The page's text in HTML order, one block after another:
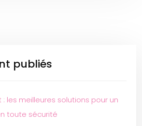
publiés
: les meilleures solutions pour un
toute sécurité